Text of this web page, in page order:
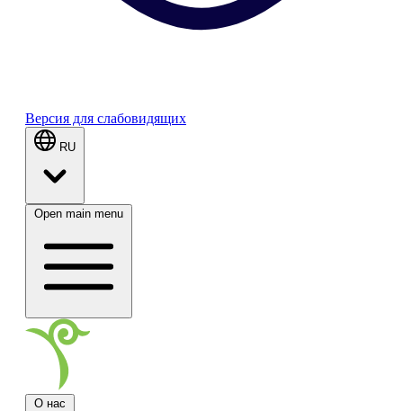
Версия для слабовидящих
RU
Open main menu
О нас